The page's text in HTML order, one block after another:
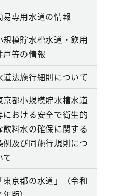
易専用水道の情報
規模貯水槽水道・飲用
戸等の情報
道法施行細則について
京都小規模貯水槽水道
における安全で衛生的
飲料水の確保に関する
例及び同施行規則につ
て
「東京都の水道」（令和